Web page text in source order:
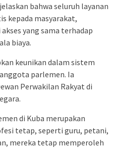
bahwa seluruh layanan
kepada masyarakat,
yang sama terhadap
biaya.
keunikan dalam sistem
parlemen. Ia
Perwakilan Rakyat di
di Kuba merupakan
tetap, seperti guru, petani,
mereka tetap memperoleh